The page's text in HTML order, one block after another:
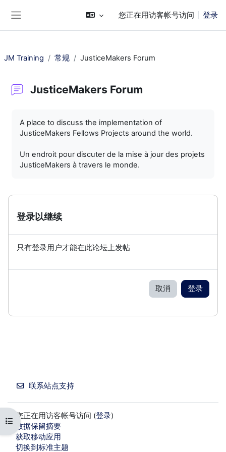
您正在用访客帐号访问 登录
打开课程索引
JM Training 常规 JusticeMakers Forum
JusticeMakers Forum
A place to discuss the implementation of
JusticeMakers Fellows Projects around the world.
Un endroit pour discuter de la mise à jour des projets
JusticeMakers à travers le monde.
登录以继续
只有登录用户才能在此论坛上发帖
取消 登录
联系站点支持
您正在用访客帐号访问 (登录)
‎数据保留摘要‎
获取移动应用
切换到标准主题